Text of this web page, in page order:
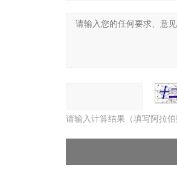
请输入计算结果（填写阿拉